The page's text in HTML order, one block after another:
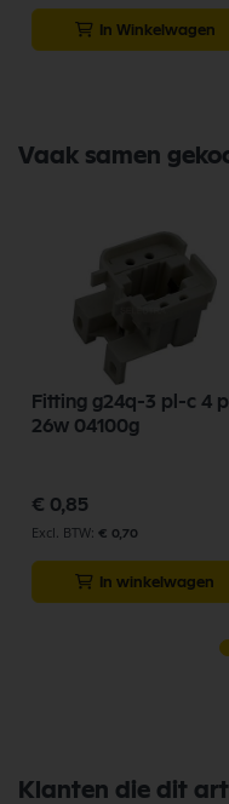
In Winkelwagen
Vaak samen
Fitting g24q-3 pl-c 4
26w 04100g
€ 0,85
€ 0,70
In winkelwagen
Klanten die dit